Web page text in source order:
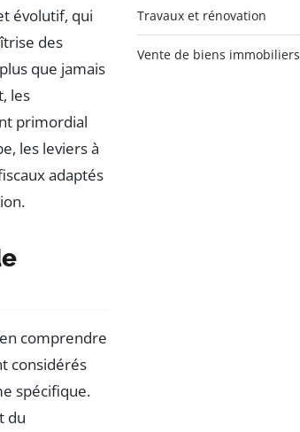
évolutif, qui
des
que jamais
les
primordial
les leviers à
adaptés
comprendre
considérés
spécifique.
du
Travaux et rénovation
Vente de biens immobiliers